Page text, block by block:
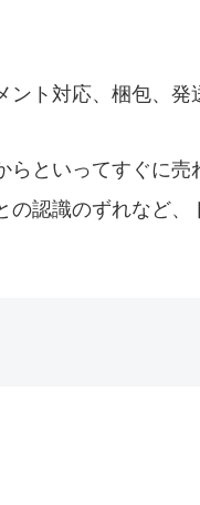
ント対応、梱包、発
らといってすぐに売
の認識のずれなど、